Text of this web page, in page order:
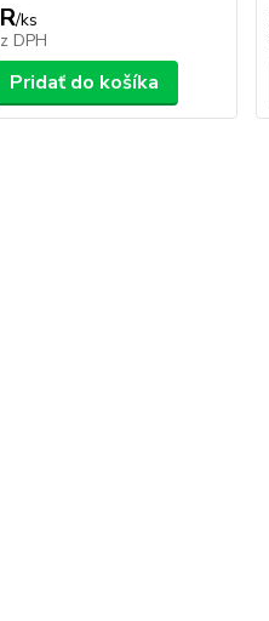
/ks
DPH
Pridať do košíka